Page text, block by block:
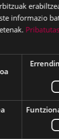
informazio